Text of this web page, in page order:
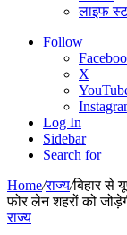
लाइफ
Follow
X
Log In
Sidebar
Search for
Home/राज्य/बिहार से
फोर लेन शहरों को
राज्य